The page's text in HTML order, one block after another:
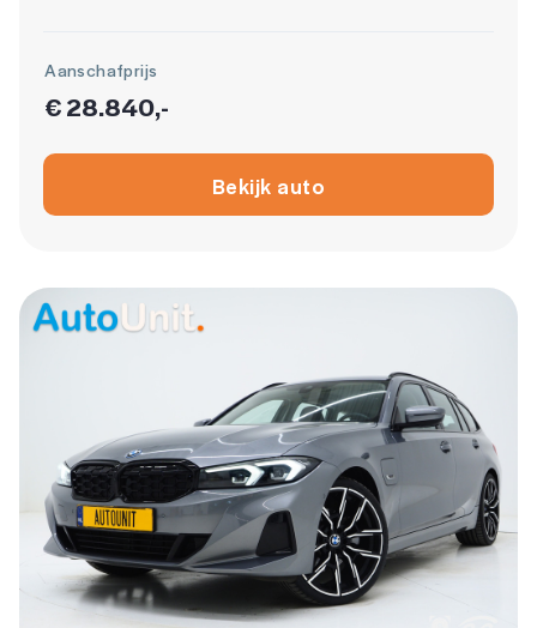
Aanschafprijs
€ 28.840,-
Bekijk auto